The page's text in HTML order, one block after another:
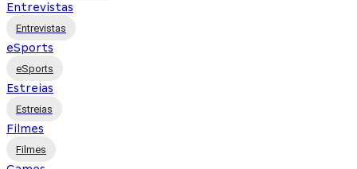
Entrevistas
Entrevistas
eSports
eSports
Estreias
Estreias
Filmes
Filmes